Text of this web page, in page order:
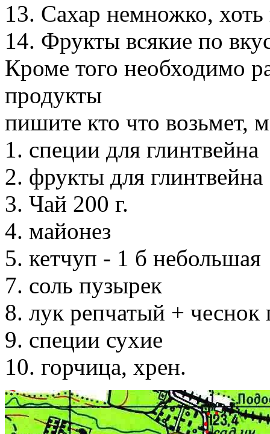
13. Сахар немножко, хоть
14. Фрукты всякие по
Кроме того необходимо
продукты
пишите кто что возьмет,
1. специи для глинтвейна
2. фрукты для глинтвейна
3. Чай 200 г.
4. майонез
5. кетчуп - 1 б небольшая
7. соль пузырек
8. лук репчатый + чеснок
9. специи сухие
10. горчица, хрен.